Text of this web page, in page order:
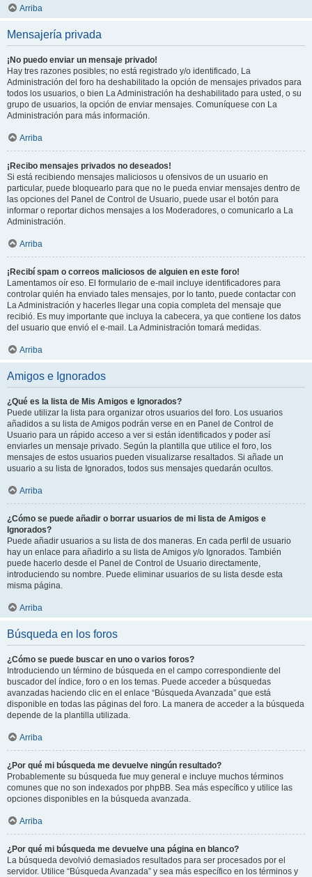
Arriba
Mensajería privada
¡No puedo enviar un mensaje privado!
Hay tres razones posibles; no está registrado y/o identificado, La
Administración del foro ha deshabilitado la opción de mensajes privados para
todos los usuarios, o bien La Administración ha deshabilitado para usted, o su
grupo de usuarios, la opción de enviar mensajes. Comuníquese con La
Administración para más información.
Arriba
¡Recibo mensajes privados no deseados!
Si está recibiendo mensajes maliciosos u ofensivos de un usuario en
particular, puede bloquearlo para que no le pueda enviar mensajes dentro de
las opciones del Panel de Control de Usuario, puede usar el botón para
informar o reportar dichos mensajes a los Moderadores, o comunicarlo a La
Administración.
Arriba
¡Recibí spam o correos maliciosos de alguien en este foro!
Lamentamos oír eso. El formulario de e-mail incluye identificadores para
controlar quién ha enviado tales mensajes, por lo tanto, puede contactar con
La Administración y hacerles llegar una copia completa del mensaje que
recibió. Es muy importante que incluya la cabecera, ya que contiene los datos
del usuario que envió el e-mail. La Administración tomará medidas.
Arriba
Amigos e Ignorados
¿Qué es la lista de Mis Amigos e Ignorados?
Puede utilizar la lista para organizar otros usuarios del foro. Los usuarios
añadidos a su lista de Amigos podrán verse en en Panel de Control de
Usuario para un rápido acceso a ver si están identificados y poder así
enviarles un mensaje privado. Según la plantilla que utilice el foro, los
mensajes de estos usuarios pueden visualizarse resaltados. Si añade un
usuario a su lista de Ignorados, todos sus mensajes quedarán ocultos.
Arriba
¿Cómo se puede añadir o borrar usuarios de mi lista de Amigos e
Ignorados?
Puede añadir usuarios a su lista de dos maneras. En cada perfil de usuario
hay un enlace para añadirlo a su lista de Amigos y/o Ignorados. También
puede hacerlo desde el Panel de Control de Usuario directamente,
introduciendo su nombre. Puede eliminar usuarios de su lista desde esta
misma página.
Arriba
Búsqueda en los foros
¿Cómo se puede buscar en uno o varios foros?
Introduciendo un término de búsqueda en el campo correspondiente del
buscador del índice, foro o en los temas. Puede acceder a búsquedas
avanzadas haciendo clic en el enlace “Búsqueda Avanzada” que está
disponible en todas las páginas del foro. La manera de acceder a la búsqueda
depende de la plantilla utilizada.
Arriba
¿Por qué mi búsqueda me devuelve ningún resultado?
Probablemente su búsqueda fue muy general e incluye muchos términos
comunes que no son indexados por phpBB. Sea más específico y utilice las
opciones disponibles en la búsqueda avanzada.
Arriba
¿Por qué mi búsqueda me devuelve una página en blanco?
La búsqueda devolvió demasiados resultados para ser procesados por el
servidor. Utilice “Búsqueda Avanzada” y sea más específico en los términos y